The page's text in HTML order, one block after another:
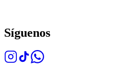
Síguenos